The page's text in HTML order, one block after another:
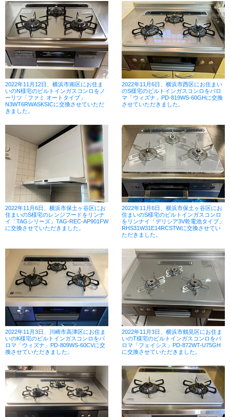
2022年11月12日、横浜市南区にお住ま
いのN様宅のビルトインガスコンロをノ
ーリツ「ファミ オートタイプ」
N3WT6RWASKSICに交換させていただ
きました。
2022年11月6日、横浜市西区にお住まい
のS様宅のビルトインガスコンロをパロ
マ「ウィズナ」PD-819WS-60GHに交換
させていただきました。
2022年11月6日、横浜市保土ヶ谷区にお
住まいのS様宅のレンジフードをリンナ
イ「TAGシリーズ」TAG-REC-AP901FW
に交換させていただきました。
2022年11月6日、横浜市保土ヶ谷区にお
住まいのS様宅のビルトインガスコンロ
をリンナイ「デリシア3V乾電池タイプ」
RHS31W31E14RCSTWに交換させてい
ただきました。
2022年11月3日、川崎市高津区にお住ま
いのK様宅のビルトインガスコンロをパ
ロマ「ウィズナ」PD-809WS-60CVに交
換させていただきました。
2022年11月3日、横浜市鶴見区にお住ま
いのT様宅のビルトインガスコンロをパ
ロマ「フェイシス」PD-872WT-U75GH
に交換させていただきました。